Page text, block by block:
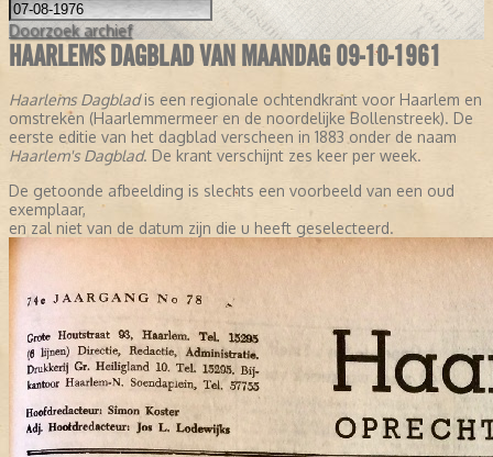
Doorzoek archief
HAARLEMS DAGBLAD VAN MAANDAG 09-10-1961
Haarlems Dagbladis een regionale ochtendkrant voor Haarlem en
omstreken (Haarlemmermeer en de noordelijke Bollenstreek). De
eerste editie van het dagblad verscheen in 1883 onder de naam
Haarlem's Dagblad. De krant verschijnt zes keer per week.
De getoonde afbeelding is slechts een voorbeeld van een oud
exemplaar,
en zal niet van de datum zijn die u heeft geselecteerd.